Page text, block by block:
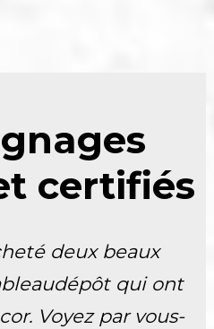
certifiés
deux beaux
qui ont
Voyez par vous-